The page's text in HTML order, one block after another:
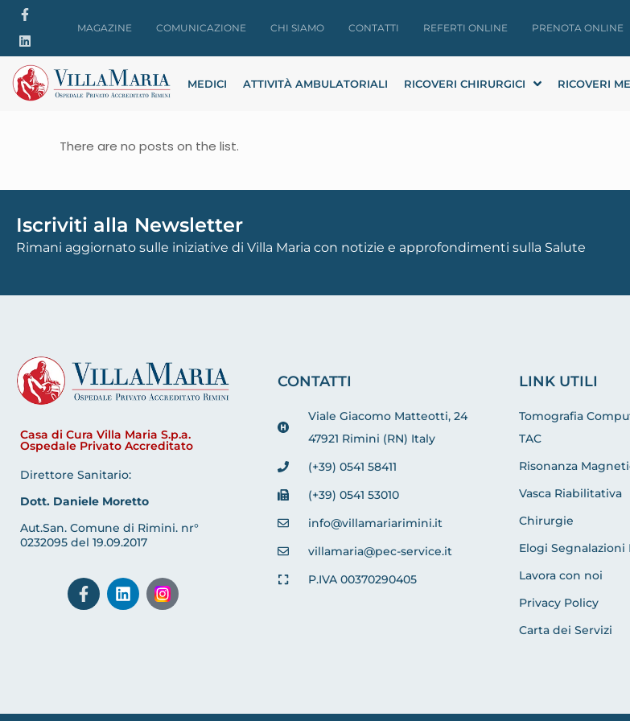
MAGAZINE COMUNICAZIONE CHI SIAMO CONTATTI REFERTI ONLINE PRENOTA ONLINE
MEDICI ATTIVITÀ AMBULATORIALI RICOVERI CHIRURGICI RICOVERI
There are no posts on the list.
Iscriviti alla Newsletter
Rimani aggiornato sulle iniziative di Villa Maria con notizie e approfondimenti sulla Salute
Casa di Cura Villa Maria S.p.a.
Ospedale Privato Accreditato
Direttore Sanitario:
Dott. Daniele Moretto
Aut.San. Comune di Rimini. nr°
0232095 del 19.09.2017
CONTATTI
Viale Giacomo Matteotti, 24
47921 Rimini (RN) Italy
(+39) 0541 58411
(+39) 0541 53010
info@villamariarimini.it
villamaria@pec-service.it
P.IVA 00370290405
LINK UTILI
Tomografia
TAC
Risonanza
Vasca Riabilitativa
Chirurgie
Elogi Segnalazioni
Lavora con noi
Privacy Policy
Carta dei Servizi